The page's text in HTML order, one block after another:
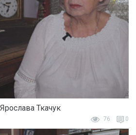
Ткачук
76 0